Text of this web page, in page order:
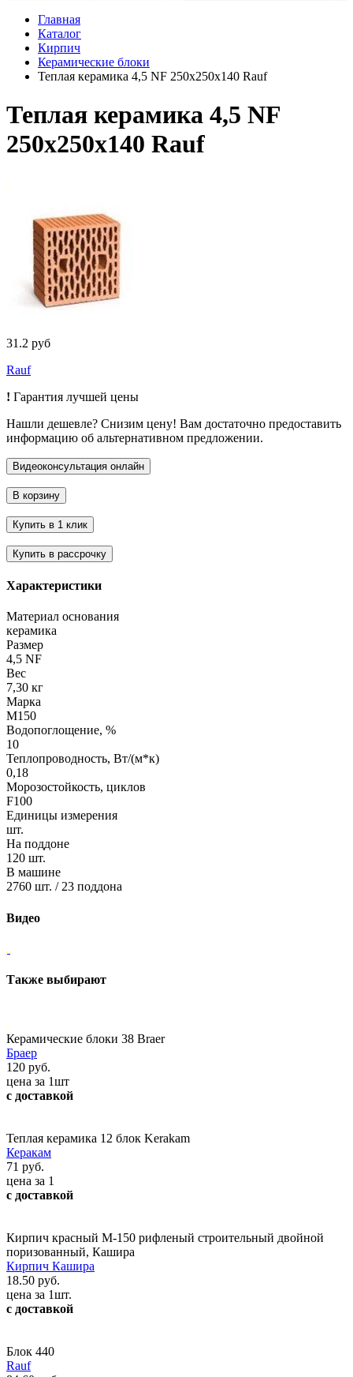
Главная
Каталог
Кирпич
Керамические блоки
Теплая керамика 4,5 NF 250х250х140 Rauf
Теплая керамика 4,5 NF
250х250х140 Rauf
31.2 руб
Rauf
! Гарантия лучшей цены
Нашли дешевле? Снизим цену! Вам достаточно предоставить
информацию об альтернативном предложении.
Характеристики
Материал основания
керамика
Размер
4,5 NF
Вес
7,30 кг
Марка
М150
Водопоглощение, %
10
Теплопроводность, Вт/(м*к)
0,18
Морозостойкость, циклов
F100
Единицы измерения
шт.
На поддоне
120 шт.
В машине
2760 шт. / 23 поддона
Видео
Также выбирают
Керамические блоки 38 Braer
Браер
120 руб.
цена за 1шт
с доставкой
Теплая керамика 12 блок Kerakam
Керакам
71 руб.
цена за 1
с доставкой
Кирпич красный М-150 рифленый строительный двойной
поризованный, Кашира
Кирпич Кашира
18.50 руб.
цена за 1шт.
с доставкой
Блок 440
Rauf